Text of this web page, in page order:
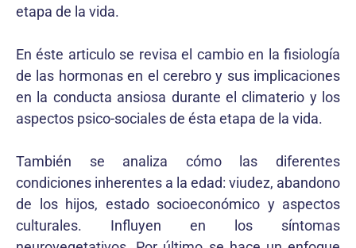
etapa de la vida.
En éste articulo se revisa el cambio en la fisiología
de las hormonas en el cerebro y sus implicaciones
en la conducta ansiosa durante el climaterio y los
aspectos psico-sociales de ésta etapa de la vida.
También se analiza cómo las diferentes
condiciones inherentes a la edad: viudez, abandono
de los hijos, estado socioeconómico y aspectos
culturales. Influyen en los síntomas